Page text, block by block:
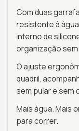
Com duas
resistente à
interno de
organização
O ajuste
quadril,
sem pular e sem
Mais água. Mais
para correr.